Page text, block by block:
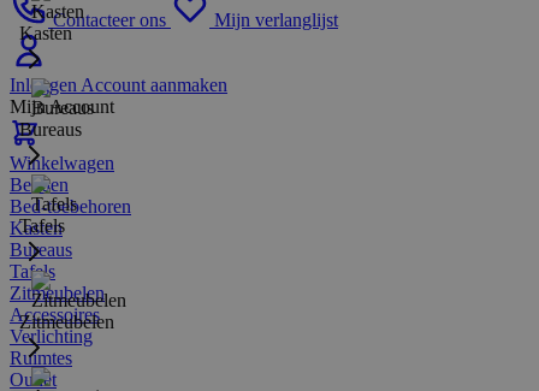
Contacteer ons Mijn verlanglijst
Inloggen Account aanmaken
Mijn Account
Winkelwagen
Kasten
Bureaus
Tafels
Zitmeubelen
Bedden
Bed-toebehoren
Kasten
Bureaus
Tafels
Zitmeubelen
Accessoires
Verlichting
Ruimtes
Outlet